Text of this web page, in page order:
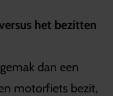
het bezitten
dan een
motorfiets bezit,